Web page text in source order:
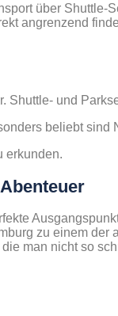
über Shuttle-
angrenzend
Shuttle- und
beliebt sind
erkunden.
zu einem der
man nicht so